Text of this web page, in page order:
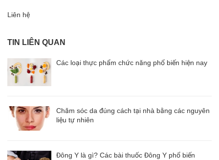
Liên hệ
TIN LIÊN QUAN
Các loại thực phẩm chức năng phổ biến hiện nay
Chăm sóc da đúng cách tại nhà bằng các nguyên
liệu tự nhiên
Đông Y là gì? Các bài thuốc Đông Y phổ biến